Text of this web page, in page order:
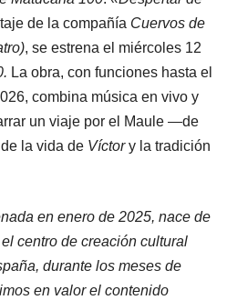
de la compañía Cuervos de
, se estrena el miércoles 12
La obra, con funciones hasta el
combina música en vivo y
un viaje por el Maule —de
la vida de Víctory la tradición
en enero de 2025, nace de
centro de creación cultural
durante los meses de
en valor el contenido